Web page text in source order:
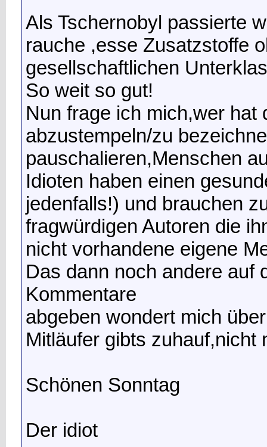
Als Tschernobyl passierte
rauche ,esse Zusatzstoffe
gesellschaftlichen
So weit so gut!
Nun frage ich mich,wer hat
abzustempeln/zu
pauschalieren,Menschen
Idioten haben einen
jedenfalls!) und brauchen
fragwürdigen Autoren die
nicht vorhandene eigene
Das dann noch andere auf
Kommentare
abgeben wondert mich
Mitläufer gibts zuhauf,nicht
Schönen Sonntag
Der idiot